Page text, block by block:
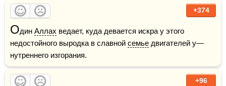
+374
Один Аллах ведает, куда девается искра у этого
недостойного выродка в славной семье двигателей у—
нутреннего изгорания.
+96